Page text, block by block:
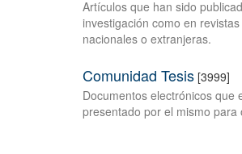
Artículos que han sido
investigación como en
nacionales o extranjeras.
Comunidad Tesis [3999]
Documentos electrónicos que
presentado por el mismo